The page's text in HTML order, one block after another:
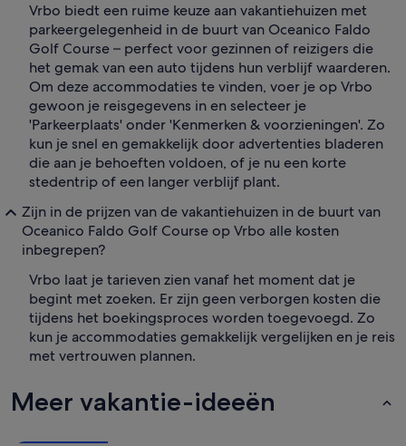
Vrbo biedt een ruime keuze aan vakantiehuizen met
parkeergelegenheid in de buurt van Oceanico Faldo
Golf Course – perfect voor gezinnen of reizigers die
het gemak van een auto tijdens hun verblijf waarderen.
Om deze accommodaties te vinden, voer je op Vrbo
gewoon je reisgegevens in en selecteer je
'Parkeerplaats' onder 'Kenmerken & voorzieningen'. Zo
kun je snel en gemakkelijk door advertenties bladeren
die aan je behoeften voldoen, of je nu een korte
stedentrip of een langer verblijf plant.
Zijn in de prijzen van de vakantiehuizen in de buurt van
Oceanico Faldo Golf Course op Vrbo alle kosten
inbegrepen?
Vrbo laat je tarieven zien vanaf het moment dat je
begint met zoeken. Er zijn geen verborgen kosten die
tijdens het boekingsproces worden toegevoegd. Zo
kun je accommodaties gemakkelijk vergelijken en je reis
met vertrouwen plannen.
Meer vakantie-ideeën